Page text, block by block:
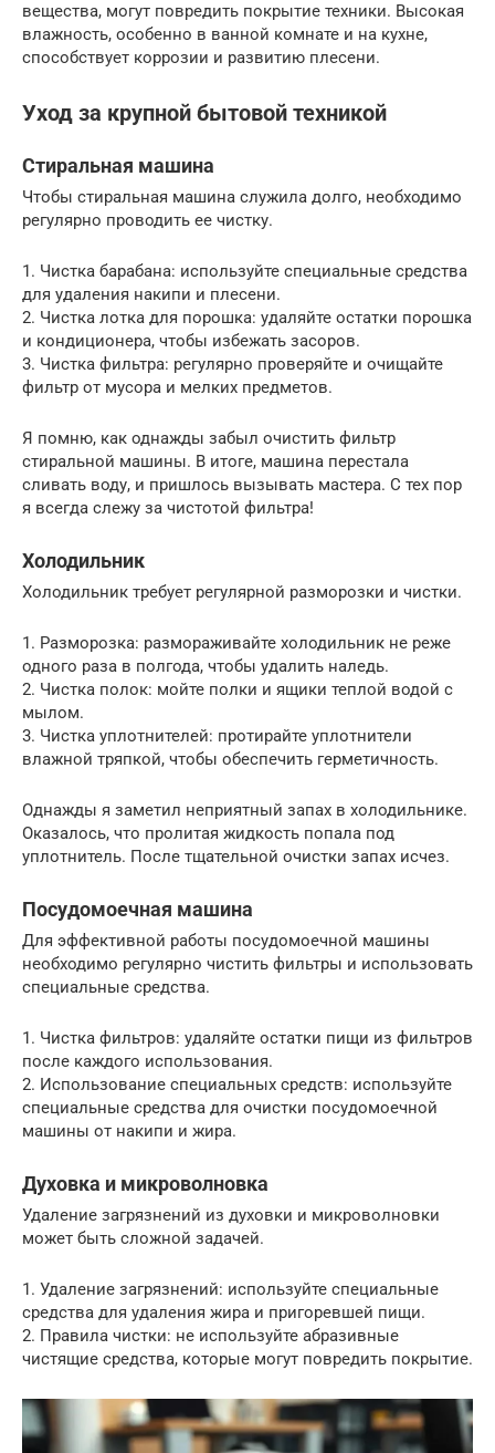
вещества, могут повредить покрытие техники. Высокая
влажность, особенно в ванной комнате и на кухне,
способствует коррозии и развитию плесени.
Уход за крупной бытовой техникой
Стиральная машина
Чтобы стиральная машина служила долго, необходимо
регулярно проводить ее чистку.
1. Чистка барабана: используйте специальные средства
для удаления накипи и плесени.
2. Чистка лотка для порошка: удаляйте остатки порошка
и кондиционера, чтобы избежать засоров.
3. Чистка фильтра: регулярно проверяйте и очищайте
фильтр от мусора и мелких предметов.
Я помню, как однажды забыл очистить фильтр
стиральной машины. В итоге, машина перестала
сливать воду, и пришлось вызывать мастера. С тех пор
я всегда слежу за чистотой фильтра!
Холодильник
Холодильник требует регулярной разморозки и чистки.
1. Разморозка: размораживайте холодильник не реже
одного раза в полгода, чтобы удалить наледь.
2. Чистка полок: мойте полки и ящики теплой водой с
мылом.
3. Чистка уплотнителей: протирайте уплотнители
влажной тряпкой, чтобы обеспечить герметичность.
Однажды я заметил неприятный запах в холодильнике.
Оказалось, что пролитая жидкость попала под
уплотнитель. После тщательной очистки запах исчез.
Посудомоечная машина
Для эффективной работы посудомоечной машины
необходимо регулярно чистить фильтры и использовать
специальные средства.
1. Чистка фильтров: удаляйте остатки пищи из фильтров
после каждого использования.
2. Использование специальных средств: используйте
специальные средства для очистки посудомоечной
машины от накипи и жира.
Духовка и микроволновка
Удаление загрязнений из духовки и микроволновки
может быть сложной задачей.
1. Удаление загрязнений: используйте специальные
средства для удаления жира и пригоревшей пищи.
2. Правила чистки: не используйте абразивные
чистящие средства, которые могут повредить покрытие.